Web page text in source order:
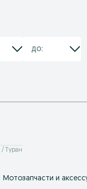
Туран
Мотозапчасти и